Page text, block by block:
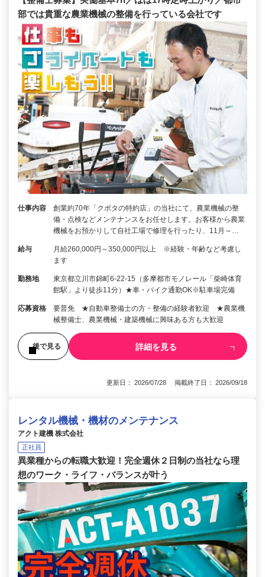
部では貴重な農業機械の整備を行っている会社です
仕事内容
創業約70年「クボタの特約店」の当社にて、農業機械の整
備・点検などメンテナンスをお任せします。お客様から農業
機械をお預かりして自社工場で修理を行ったり、11月～…
給与
月給260,000円～350,000円以上 ※経験・年齢など考慮し
ます
勤務地
東京都立川市錦町6-22-15（多摩都市モノレール「柴崎体育
館駅」より徒歩11分）★車・バイク通勤OK※駐車場完備
応募資格
要普免 ★自動車整備士の方・整備の経験者歓迎 ★農業機
械整備士、農業機械・建築機械に興味ある方も大歓迎
後で見る 詳細を見る
更新日： 2026/07/28 掲載終了日： 2026/09/18
レンタル機械・機材のメンテナンス
アクト建機 株式会社
正社員
異業種からの転職大歓迎！完全週休２日制の当社なら理
想のワーク・ライフ・バランスが叶う